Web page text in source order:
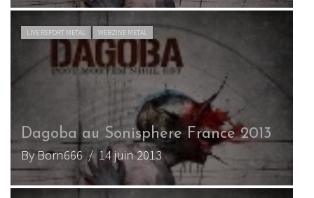
LIVE REPORT METAL WEBZINE METAL
Dagoba au Sonisphere France 2013
By Born666 / 14 juin 2013